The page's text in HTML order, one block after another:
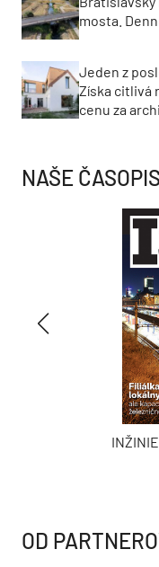
mosta.
Jeden z
Získa citlivá
cenu za
NAŠE
OD